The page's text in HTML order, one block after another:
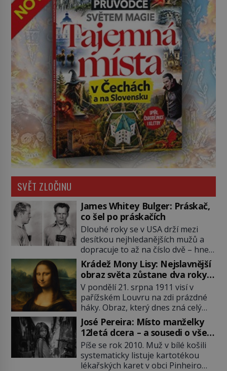
SVĚT ZLOČINU
James Whitey Bulger: Práskač,
co šel po práskačích
Dlouhé roky se v USA drží mezi
desítkou nejhledanějších mužů a
dopracuje to až na číslo dvě – hned
po Usámovi bin Ládinovi (1957–
2011). To je James „Whitey“ Bulger
(1929–2018) viněný ze spoluúčasti
na 19 vraždách, vydírání a lichvy. A
samozřejmě, krom toho je ještě
drogový dealer, který neváhá
odstranit z cesty všechny práskače,
zatímco […]
Krádež Mony Lisy: Nejslavnější
obraz světa zůstane dva roky
nezvěstný
V pondělí 21. srpna 1911 visí v
pařížském Louvru na zdi prázdné
háky. Obraz, který dnes zná celý
svět, je pryč. Zpočátku si nikdo
nemyslí, že jde o krádež.
Zaměstnanci jsou přesvědčeni, že
Mona Lisa je jen v restaurátorské
dílně nebo u fotografa. Když se
ukáže pravda, propukne jeden z
José Pereira: Místo manželky
12letá dcera – a sousedi o všem
vědí!
Píše se rok 2010. Muž v bílé košili
systematicky listuje kartotékou
lékařských karet v obci Pinheiro